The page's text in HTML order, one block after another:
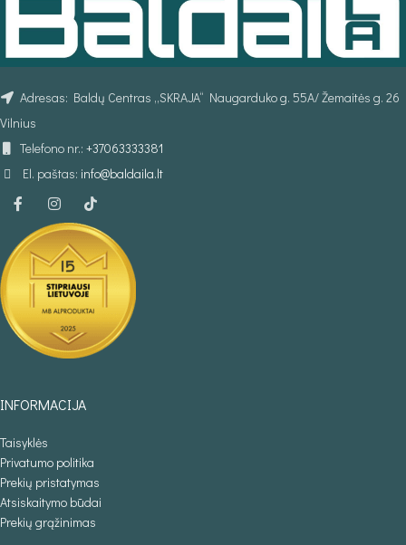
Adresas: Baldų Centras „SKRAJA“ Naugarduko g. 55A/ Žemaitės g. 26
Vilnius
Telefono nr.: +37063333381
El. paštas: info@baldaila.lt
INFORMACIJA
Taisyklės
Privatumo politika
Prekių pristatymas
Atsiskaitymo būdai
Prekių grąžinimas